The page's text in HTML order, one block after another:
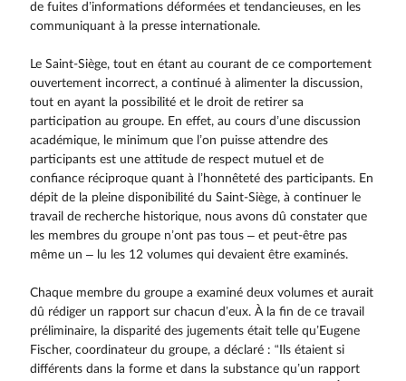
de fuites d’informations déformées et tendancieuses, en les
communiquant à la presse internationale.
Le Saint-Siège, tout en étant au courant de ce comportement
ouvertement incorrect, a continué à alimenter la discussion,
tout en ayant la possibilité et le droit de retirer sa
participation au groupe. En effet, au cours d’une discussion
académique, le minimum que l’on puisse attendre des
participants est une attitude de respect mutuel et de
confiance réciproque quant à l’honnêteté des participants. En
dépit de la pleine disponibilité du Saint-Siège, à continuer le
travail de recherche historique, nous avons dû constater que
les membres du groupe n’ont pas tous – et peut-être pas
même un – lu les 12 volumes qui devaient être examinés.
Chaque membre du groupe a examiné deux volumes et aurait
dû rédiger un rapport sur chacun d’eux. À la fin de ce travail
préliminaire, la disparité des jugements était telle qu’Eugene
Fischer, coordinateur du groupe, a déclaré : “Ils étaient si
différents dans la forme et dans la substance qu’un rapport